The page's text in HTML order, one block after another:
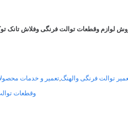
لوازم وقطعات توالت فرنگی وفلاش تانک
توالت فرنگی والهنگ تعمیر و خدمات
وقطعات